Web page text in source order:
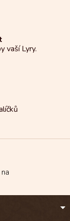
vaší Lyry.